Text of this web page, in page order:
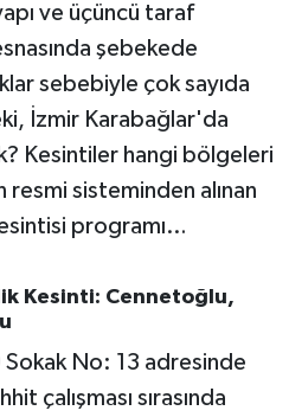
ve üçüncü taraf
şebekede
sebebiyle çok sayıda
İzmir Karabağlar'da
Kesintiler hangi bölgeleri
sisteminden alınan
programı…
Kesinti: Cennetoğlu,
No: 13 adresinde
çalışması sırasında